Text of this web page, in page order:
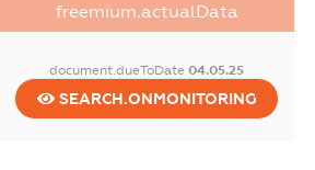
freemium.actualData
document.dueToDate04.05.25
SEARCH.ONMONITORING